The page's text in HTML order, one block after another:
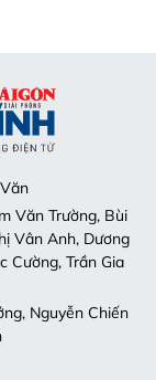
Văn Trường, Bùi
Vân Anh, Dương
Cường, Trần Gia
Nguyễn Chiến